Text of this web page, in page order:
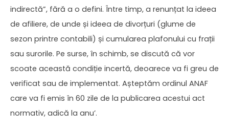
indirectă”, fără a o defini. Între timp, a renunțat la ideea
de afiliere, de unde și ideea de divorțuri (glume de
sezon printre contabili) și cumularea plafonului cu frații
sau surorile. Pe surse, în schimb, se discută că vor
scoate această condiție incertă, deoarece va fi greu de
verificat sau de implementat. Așteptăm ordinul ANAF
care va fi emis în 60 zile de la publicarea acestui act
normativ, adică la anu’.